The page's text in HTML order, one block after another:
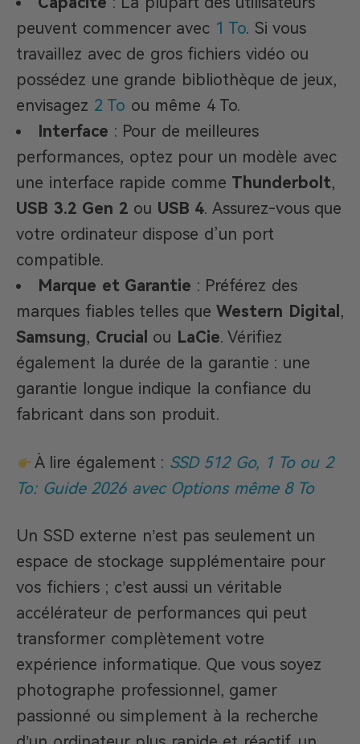
peuvent commencer avec 1 To. Si vous
travaillez avec de gros fichiers vidéo ou
possédez une grande bibliothèque de jeux,
envisagez 2 To ou même 4 To.
Interface : Pour de meilleures
performances, optez pour un modèle avec
une interface rapide comme Thunderbolt,
USB 3.2 Gen 2 ou USB 4. Assurez-vous que
votre ordinateur dispose d’un port
compatible.
Marque et Garantie : Préférez des
marques fiables telles que Western Digital ,
Samsung, Crucial ou LaCie. Vérifiez
également la durée de la garantie : une
garantie longue indique la confiance du
fabricant dans son produit.
À lire également : SSD 512 Go, 1 To ou 2
To: Guide 2026 avec Options même 8 To
Un SSD externe n’est pas seulement un
espace de stockage supplémentaire pour
vos fichiers ; c’est aussi un véritable
accélérateur de performances qui peut
transformer complètement votre
expérience informatique. Que vous soyez
photographe professionnel, gamer
passionné ou simplement à la recherche